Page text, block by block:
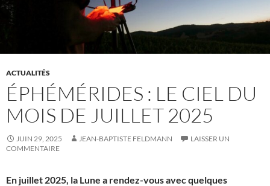
ACTUALITÉS
ÉPHÉMÉRIDES : LE CIEL DU
MOIS DE JUILLET 2025
JUIN 29, 2025 JEAN-BAPTISTE FELDMANN
LAISSER UN
COMMENTAIRE
En juillet 2025, la Lune a rendez-vous avec quelques